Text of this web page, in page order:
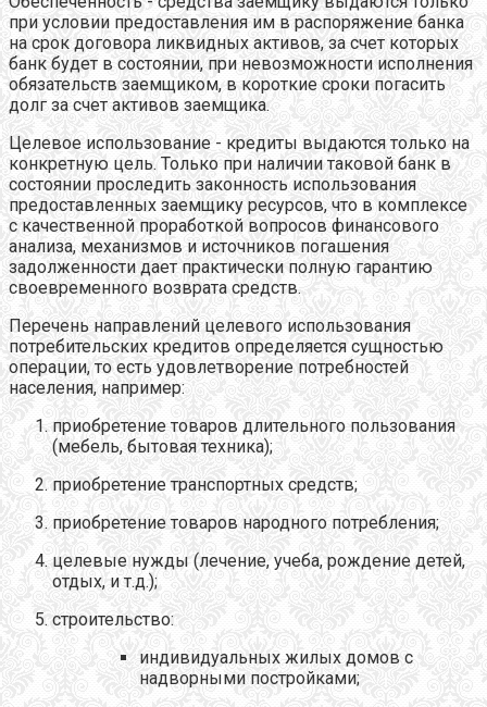
при условии предоставления им в распоряжение банка
на срок договора ликвидных активов, за счет которых
банк будет в состоянии, при невозможности исполнения
обязательств заемщиком, в короткие сроки погасить
долг за счет активов заемщика.
Целевое использование - кредиты выдаются только на
конкретную цель. Только при наличии таковой банк в
состоянии проследить законность использования
предоставленных заемщику ресурсов, что в комплексе
с качественной проработкой вопросов финансового
анализа, механизмов и источников погашения
задолженности дает практически полную гарантию
своевременного возврата средств.
Перечень направлений целевого использования
потребительских кредитов определяется сущностью
операции, то есть удовлетворение потребностей
населения, например:
приобретение товаров длительного пользования
(мебель, бытовая техника);
приобретение транспортных средств;
приобретение товаров народного потребления;
целевые нужды (лечение, учеба, рождение детей,
отдых, и т.д.);
строительство:
индивидуальных жилых домов с
надворными постройками;